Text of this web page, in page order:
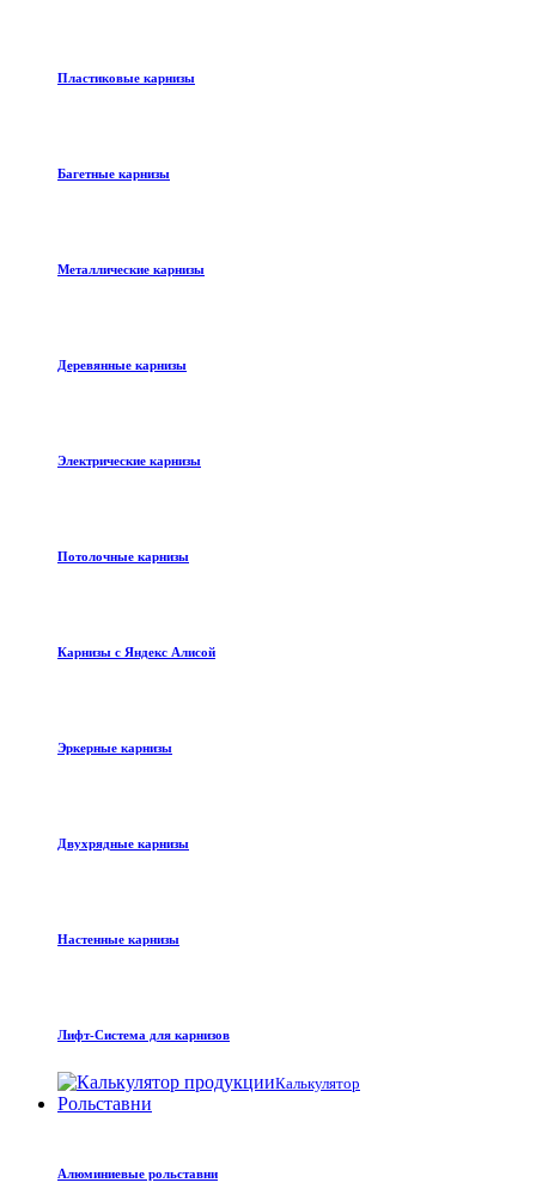
Пластиковые карнизы
Багетные карнизы
Металлические карнизы
Деревянные карнизы
Электрические карнизы
Потолочные карнизы
Карнизы с Яндекс Алисой
Эркерные карнизы
Двухрядные карнизы
Настенные карнизы
Лифт-Система для карнизов
Калькулятор
Рольставни
Алюминиевые рольставни